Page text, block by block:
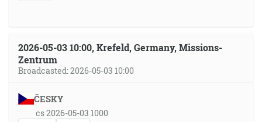
2026-05-03 10:00, Krefeld, Germany, Missions-
Zentrum
Broadcasted: 2026-05-03 10:00
ČESKY
cs 2026-05-03 1000